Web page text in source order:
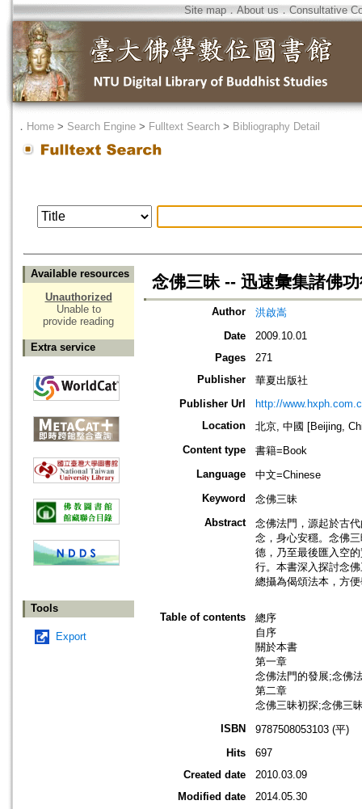
Site map．About us ． Consultative
． Home > Search Engine > Fulltext Search > Bibliography Detail
Available resources
Unauthorized
Unable to
provide reading
Extra service
Tools
Export
念佛三昧 -- 迅速彙集諸佛
Author
洪啟嵩
Date
2009.10.01
Pages
271
Publisher
華夏出版社
Publisher Url
http://
Location
北京, 中國 [Beijing,
Content type
書籍=Book
Language
中文=Chinese
Keyword
念佛三昧
Abstract
念佛法門，源起於古
念，身心安穩。念佛
德，乃至最後匯入空
行。本書深入探討念
總攝為偈頌法本，方
Table of contents
總序
自序
關於本書
第一章
念佛法門的發展;念佛
第二章
念佛三昧初探;念佛三
ISBN
9787508053103 (平)
Hits
697
Created date
2010.03.09
Modified date
2014.05.30